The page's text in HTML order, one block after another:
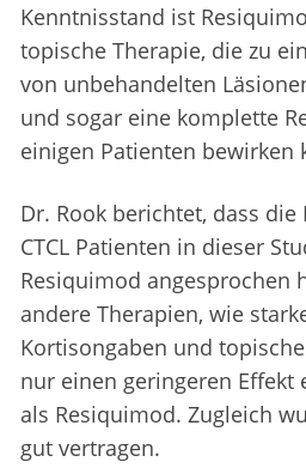
Kenntnisstand ist
topische Therapie, die zu
von unbehandelten
und sogar eine komplette
einigen Patienten bewirken
Dr. Rook berichtet, dass die
CTCL Patienten in dieser
Resiquimod angesprochen
andere Therapien, wie
Kortisongaben und
nur einen geringeren Effekt
als Resiquimod. Zugleich
gut vertragen.